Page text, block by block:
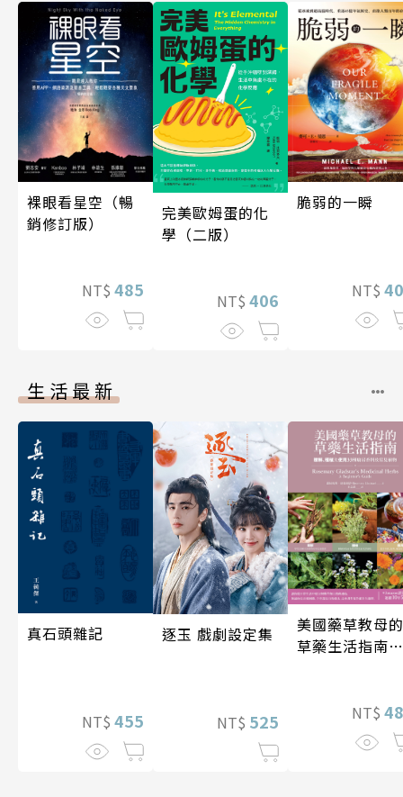
裸眼看星空（暢
銷修訂版）
NT$ 485
完美歐姆蛋的化
學（二版）
NT$ 406
脆弱的一瞬
NT$
生活最新
真石頭雜記
NT$ 455
逐玉 戲劇設定集
NT$ 525
美國藥草教母的
草藥生活指南
NT$